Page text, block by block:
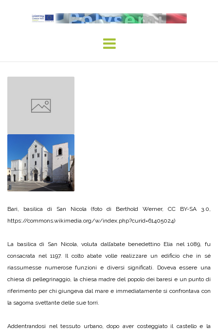
Bari, basilica di San Nicola (foto di Berthold Werner, CC BY-SA 3.0,
https://commons.wikimedia.org/w/index.php?curid=61405024)
La basilica di San Nicola, voluta dall’abate benedettino Elia nel 1089, fu
consacrata nel 1197. Il colto abate volle realizzare un edificio che in sé
riassumesse numerose funzioni e diversi significati. Doveva essere una
chiesa di pellegrinaggio, la chiesa madre del popolo dei baresi e un punto di
riferimento per chi giungeva dal mare e immediatamente si confrontava con
la sagoma svettante delle sue torri.
Addentrandosi nel tessuto urbano, dopo aver costeggiato il castello e la